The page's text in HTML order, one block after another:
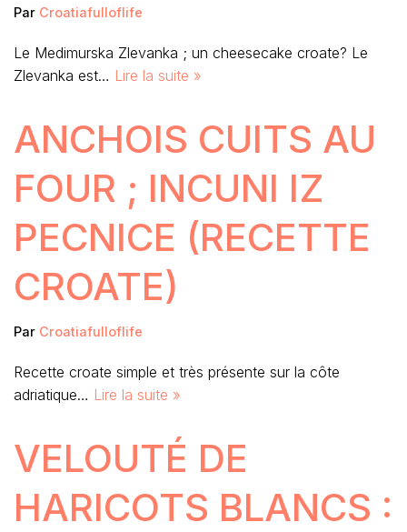
Par Croatiafulloflife
Le Medimurska Zlevanka ; un cheesecake croate? Le
Zlevanka est… Lire la suite »
ANCHOIS CUITS AU
FOUR ; INCUNI IZ
PECNICE (RECETTE
CROATE)
Par Croatiafulloflife
Recette croate simple et très présente sur la côte
adriatique… Lire la suite »
VELOUTÉ DE
HARICOTS BLANCS :